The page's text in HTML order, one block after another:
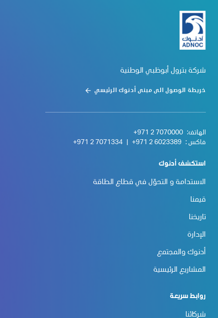
شركة بترول أبوظبي الوطنية
خريطة الوصول الى مبنى أدنوك الرئيسي
الهاتف: +971 2 7070000
فاكس : +971 2 6023389
+971 2 7071334
استكشف أدنوك
الاستدامة و التحوّل في قطاع الطاقة
قيمنا
تاريخنا
الإدارة
أدنوك والمجتمع
المشاريع الرئيسية
روابط سريعة
شركائنا